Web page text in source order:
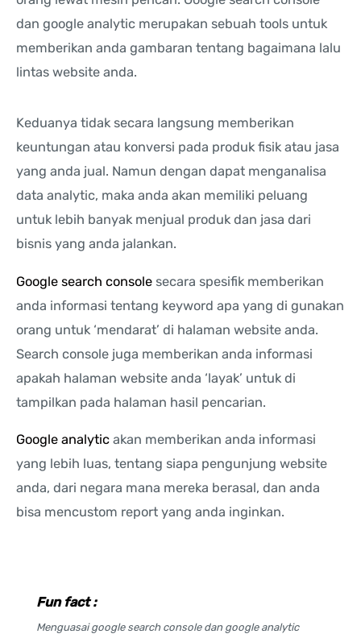
dan google analytic merupakan sebuah tools untuk
memberikan anda gambaran tentang bagaimana lalu
lintas website anda.
Keduanya tidak secara langsung memberikan
keuntungan atau konversi pada produk fisik atau jasa
yang anda jual. Namun dengan dapat menganalisa
data analytic, maka anda akan memiliki peluang
untuk lebih banyak menjual produk dan jasa dari
bisnis yang anda jalankan.
Google search console secara spesifik memberikan
anda informasi tentang keyword apa yang di gunakan
orang untuk ‘mendarat’ di halaman website anda.
Search console juga memberikan anda informasi
apakah halaman website anda ‘layak’ untuk di
tampilkan pada halaman hasil pencarian.
Google analytic akan memberikan anda informasi
yang lebih luas, tentang siapa pengunjung website
anda, dari negara mana mereka berasal, dan anda
bisa mencustom report yang anda inginkan.
Fun fact :
Menguasai google search console dan google analytic